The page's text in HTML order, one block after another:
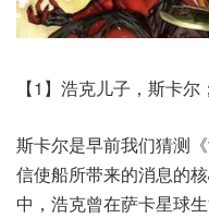
【1】浩克儿子，斯卡尔；
斯卡尔是早前我们猜测
信使船所带来的消息的
中，浩克曾在萨卡星球